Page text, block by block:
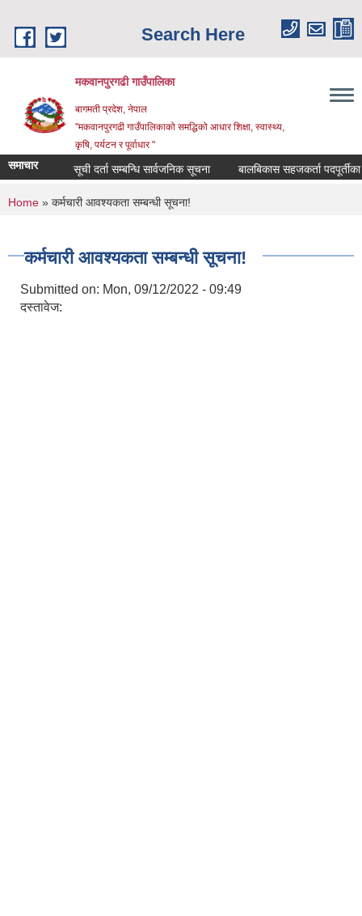
Search Here
मकवानपुरगढी गाउँपालिका
बागमती प्रदेश, नेपाल
"मकवानपुरगढी गाउँपालिकाको समद्धिको आधार शिक्षा, स्‍वास्‍थ्‍य,
कृषि, पर्यटन र पूर्वाधार "
समाचार सूची दर्ता सम्बन्धि सार्वजनिक सूचना बालबिकास सहजकर्ता पदपूर्तीका लागि
You are here
Home » कर्मचारी आवश्यकता सम्बन्धी सूचना!
कर्मचारी आवश्यकता सम्बन्धी सूचना!
Submitted on: Mon, 09/12/2022 - 09:49
दस्तावेज: